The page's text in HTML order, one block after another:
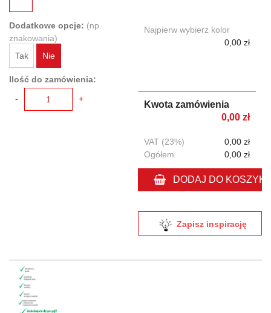
Dodatkowe opcje: (np.
znakowania)
Tak
Nie
Ilość do zamówienia:
-
+
Najpierw wybierz kolor
0,00 zł
Kwota zamówienia
0,00 zł
VAT (23%)
0,00 zł
Ogółem
0,00 zł
DODAJ DO
Zapisz inspirację